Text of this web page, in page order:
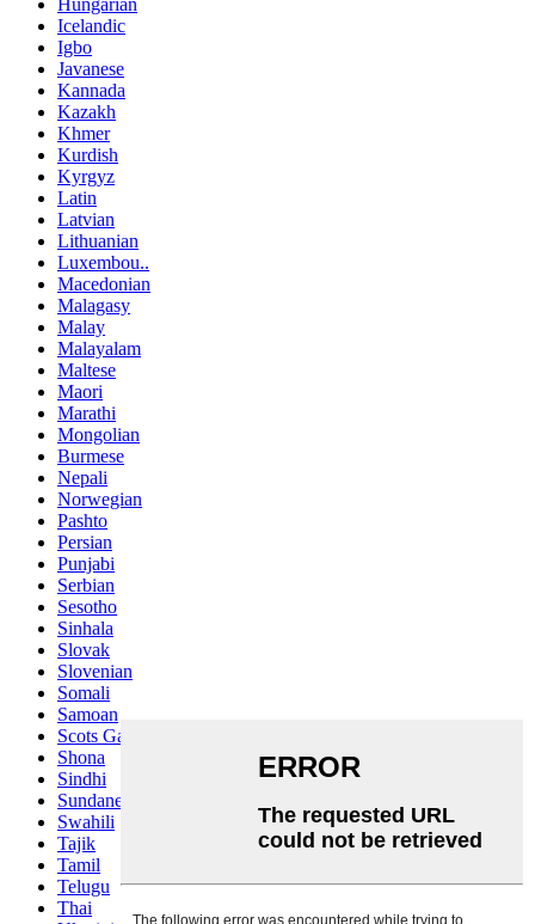
Icelandic
Igbo
Javanese
Kannada
Kazakh
Khmer
Kurdish
Kyrgyz
Latin
Latvian
Lithuanian
Luxembou..
Macedonian
Malagasy
Malay
Malayalam
Maltese
Maori
Marathi
Mongolian
Burmese
Nepali
Norwegian
Pashto
Persian
Punjabi
Serbian
Sesotho
Sinhala
Slovak
Slovenian
Somali
Samoan
Scots Gaelic
Shona
Sindhi
Sundanese
Swahili
Tajik
Tamil
Telugu
Thai